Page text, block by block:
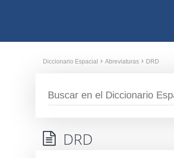
Diccionario Espacial Abreviaturas DRD
DRD